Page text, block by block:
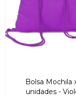
Bolsa Mochila
unidades -